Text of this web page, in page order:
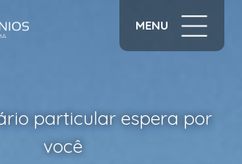
MENU
particular espera por
você
conceito de moradia
à frente do seu tempo